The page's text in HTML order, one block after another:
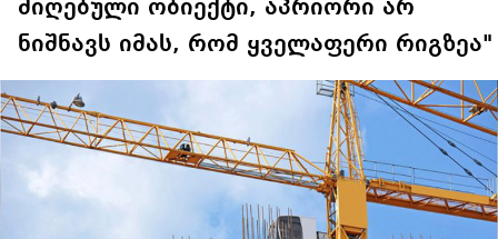
მიღებული ობიექტი, აპრიორი არ
ნიშნავს იმას, რომ ყველაფერი რიგზეა"